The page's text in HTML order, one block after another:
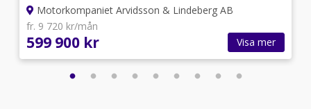
Motorkompaniet Arvidsson & Lindeberg AB
fr. 9 720 kr/mån
599 900 kr Visa mer